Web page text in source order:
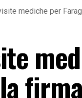
mediche per